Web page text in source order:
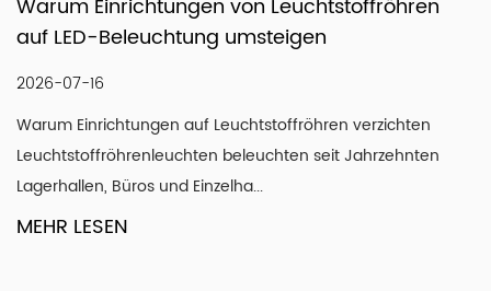
etablieren und bis 2024 einen Umsatz von 45 Millionen
US-Dollar erzielen.
Mit unserer Motivation, „jede Zusammenarbeit durch
uns auf den Weltmärkten einen guten Ruf zu erarbeiten.
Beleuchtungsprodukten und -dienstleistungen durch
pragmatische und innovative Produkte, sorgfältige
verzichten
Jahrzehnten
So wählen Sie zwischen LED-
Unterschrankleuchten und
2026-07-09
Warum die Beleuchtung unter der
Funktionsweise einer Küche verändert